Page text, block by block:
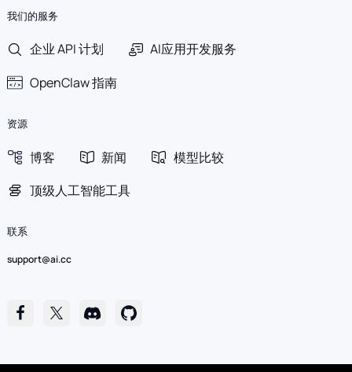
我们的服务
企业 API 计划
AI应用开发服务
OpenClaw 指南
资源
博客 新闻
模型比较
顶级人工智能工具
联系
support@ai.cc